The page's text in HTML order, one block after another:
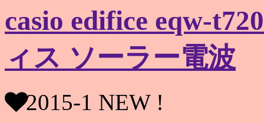
casio edifice eqw-
ィス ソーラー電波
2015-1 NEW !